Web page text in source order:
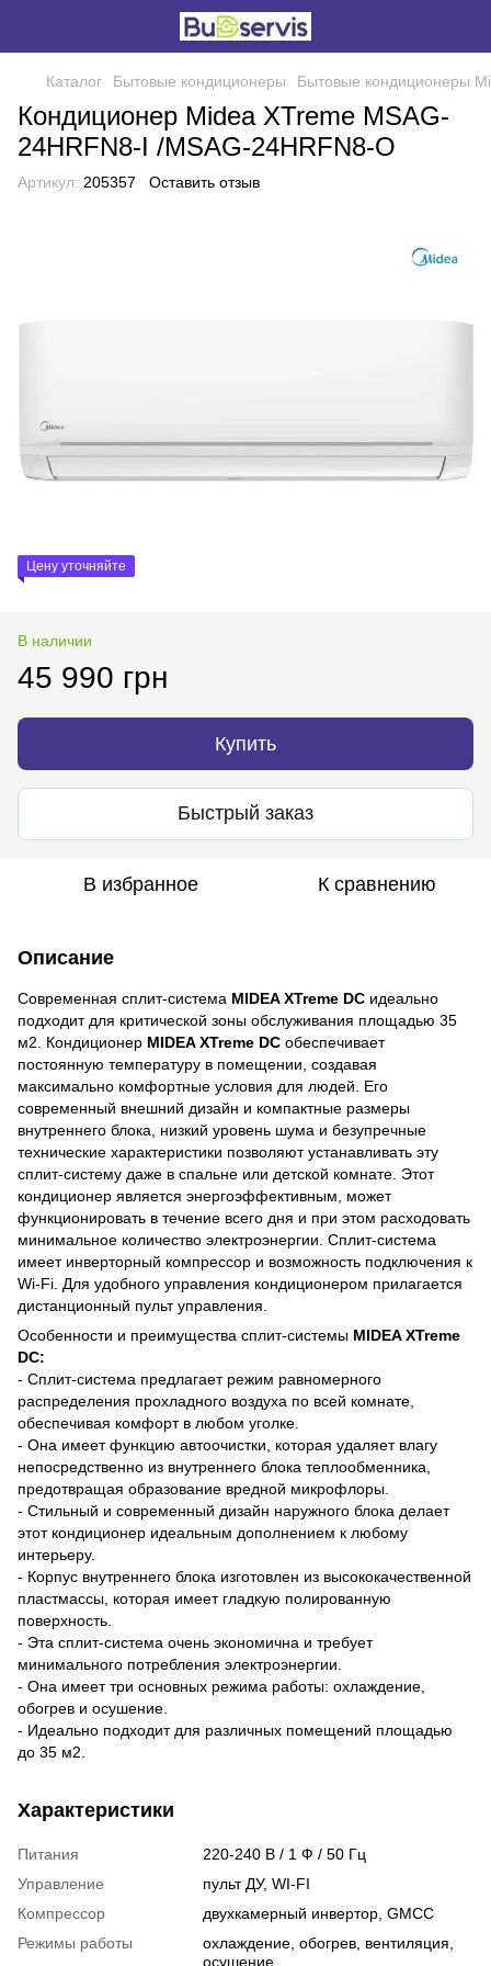
Каталог Бытовые кондиционеры Бытовые кондиционеры
Кондиционер Midea XTreme MSAG-
24HRFN8-I /MSAG-24HRFN8-O
Артикул: 205357 Оставить отзыв
Цену уточняйте
В наличии
45 990 грн
Купить
Быстрый заказ
В избранное К сравнению
Описание
Современная сплит-система MIDEA XTreme DC идеально
подходит для критической зоны обслуживания площадью 35
м2. Кондиционер MIDEA XTreme DC обеспечивает
постоянную температуру в помещении, создавая
максимально комфортные условия для людей. Его
современный внешний дизайн и компактные размеры
внутреннего блока, низкий уровень шума и безупречные
технические характеристики позволяют устанавливать эту
сплит-систему даже в спальне или детской комнате. Этот
кондиционер является энергоэффективным, может
функционировать в течение всего дня и при этом расходовать
минимальное количество электроэнергии. Сплит-система
имеет инверторный компрессор и возможность подключения к
Wi-Fi. Для удобного управления кондиционером прилагается
дистанционный пульт управления.
Особенности и преимущества сплит-системы MIDEA XTreme
DC:
- Сплит-система предлагает режим равномерного
распределения прохладного воздуха по всей комнате,
обеспечивая комфорт в любом уголке.
- Она имеет функцию автоочистки, которая удаляет влагу
непосредственно из внутреннего блока теплообменника,
предотвращая образование вредной микрофлоры.
- Стильный и современный дизайн наружного блока делает
этот кондиционер идеальным дополнением к любому
интерьеру.
- Корпус внутреннего блока изготовлен из высококачественной
пластмассы, которая имеет гладкую полированную
поверхность.
- Эта сплит-система очень экономична и требует
минимального потребления электроэнергии.
- Она имеет три основных режима работы: охлаждение,
обогрев и осушение.
- Идеально подходит для различных помещений площадью
до 35 м2.
Характеристики
Питания
220-240 В / 1 Ф / 50 Гц
Управление
пульт ДУ, WI-FI
Компрессор
двухкамерный инвертор, GМСС
Режимы работы
охлаждение, обогрев, вентиляция,
осушение